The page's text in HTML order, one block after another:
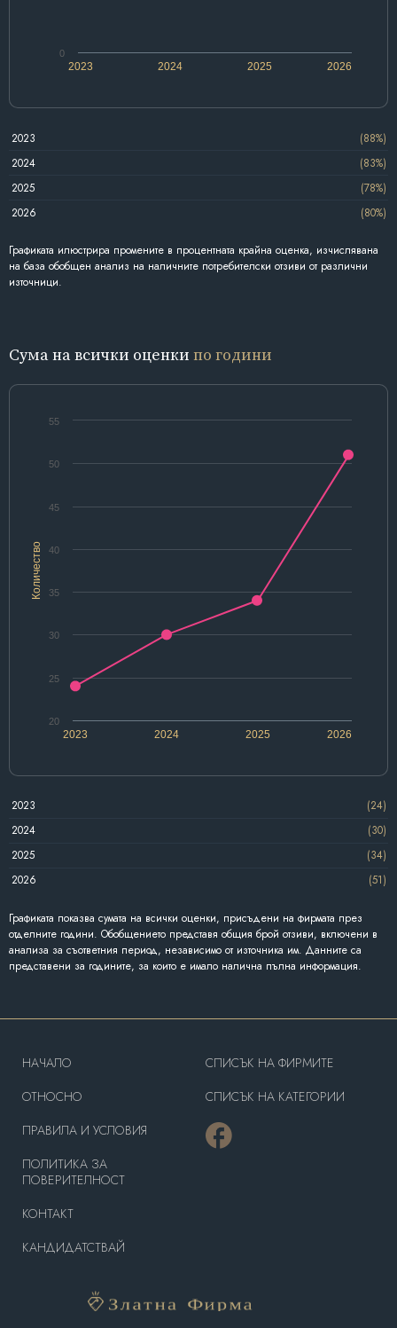
2024 2026
2023 2025
0
2023
(88%)
2024
(83%)
2025
(78%)
2026
(80%)
Графиката илюстрира промените в процентната крайна оценка, изчислявана
на база обобщен анализ на наличните потребителски отзиви от различни
източници.
Сума на всички оценки по години
Количество
2024 2026
2023 2025
20
25
30
35
40
45
50
55
2023
(24)
2024
(30)
2025
(34)
2026
(51)
Графиката показва сумата на всички оценки, присъдени на фирмата през
отделните години. Обобщението представя общия брой отзиви, включени в
анализа за съответния период, независимо от източника им. Данните са
представени за годините, за които е имало налична пълна информация.
HAЧАЛО
OТНОСНО
ПРАВИЛА И УСЛОВИЯ
ПОЛИТИКА ЗА
ПОВЕРИТЕЛНОСТ
КОНТАКТ
КАНДИДАТСТВАЙ
СПИСЪК НА ФИРМИТЕ
СПИСЪК НА КАТЕГОРИИ